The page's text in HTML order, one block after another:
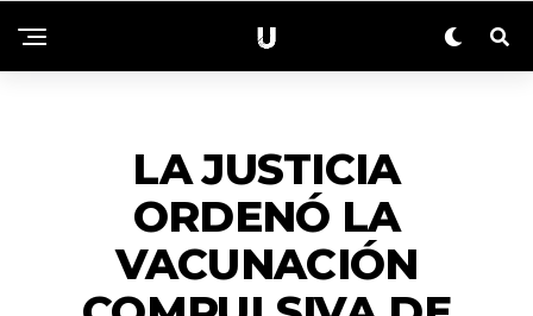
LA JUSTICIA
ORDENÓ LA
VACUNACIÓN